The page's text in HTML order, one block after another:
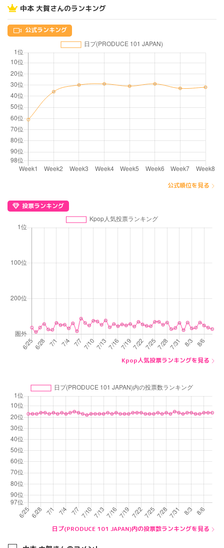
中本 大賀さんのランキング
公式ランキング
公式順位を見る
投票ランキング
Kpop人気投票ランキングを見る
日プ(PRODUCE 101 JAPAN)内の投票数ランキングを見る